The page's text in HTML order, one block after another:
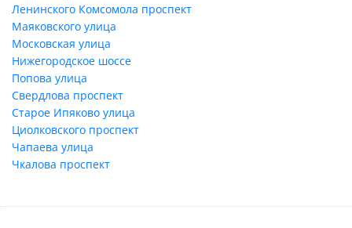
Ленинского Комсомола проспект
Маяковского улица
Московская улица
Нижегородское шоссе
Попова улица
Свердлова проспект
Старое Ипяково улица
Циолковского проспект
Чапаева улица
Чкалова проспект